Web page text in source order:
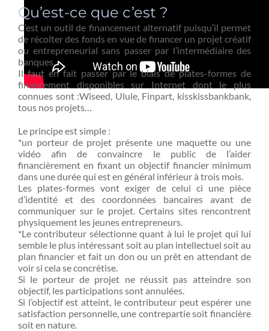
Qu’est-ce que c’est ?
C’est un outil de financement alternatif puisqu’il permet
de récolter des fonds en vue de financer un projet créatif
ou entrepreneurial sans passer par l’intermédiaire des
banques.
Il faut en fait passer par le biais de plates-formes de
financement disponibles sur Internet dont le plus
connues sont :Wiseed, Ulule, Finpart, kisskissbankbank,
tous nos projets…
Le principe est simple :
*un porteur de projet présente une maquette ou une
vidéo afin de convaincre le public de l’aider
financièrement en fixant un objectif financier minimum
dans une durée qui est en général inférieur à trois mois.
Les plates-formes vont exiger de celui ci une pièce
d’identité et des coordonnées bancaires avant de
communiquer sur le projet. Certains sites rencontrent
physiquement les jeunes entrepreneurs.
*Le contributeur sélectionne quant à lui le projet qui lui
semble le plus intéressant soit au plan intellectuel soit au
plan financier et fait un don ou un prêt en attendant de
voir si cela se concrétise.
Si le porteur de projet ne réussit pas atteindre son
objectif, les participations sont annulées.
Si l’objectif est atteint, le contributeur peut espérer une
satisfaction personnelle, une contrepartie soit financière
soit en nature.